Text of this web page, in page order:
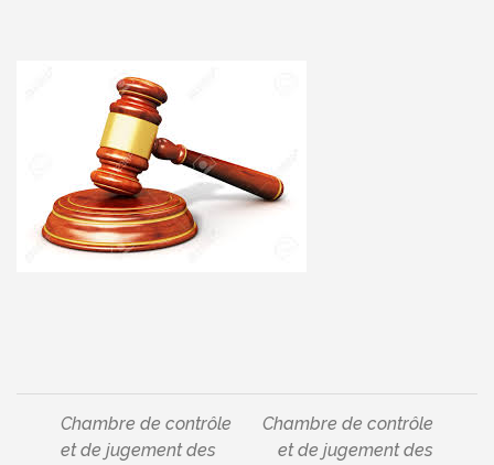
Navigation
Chambre de contrôle
et de jugement des
Chambre de contrôle
et de jugement des